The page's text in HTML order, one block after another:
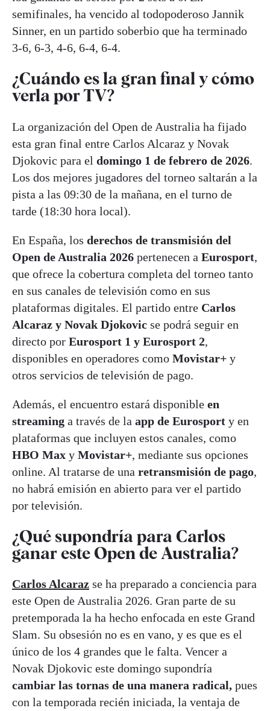
semifinales, ha vencido al todopoderoso Jannik
Sinner, en un partido soberbio que ha terminado
3-6, 6-3, 4-6, 6-4, 6-4.
¿Cuándo es la gran final y cómo
verla por TV?
La organización del Open de Australia ha fijado
esta gran final entre Carlos Alcaraz y Novak
Djokovic para el domingo 1 de febrero de 2026.
Los dos mejores jugadores del torneo saltarán a la
pista a las 09:30 de la mañana, en el turno de
tarde (18:30 hora local).
En España, los derechos de transmisión del
Open de Australia 2026 pertenecen a Eurosport,
que ofrece la cobertura completa del torneo tanto
en sus canales de televisión como en sus
plataformas digitales. El partido entre Carlos
Alcaraz y Novak Djokovic se podrá seguir en
directo por Eurosport 1 y Eurosport 2,
disponibles en operadores como Movistar+ y
otros servicios de televisión de pago.
Además, el encuentro estará disponible en
streaming a través de la app de Eurosport y en
plataformas que incluyen estos canales, como
HBO Max y Movistar+, mediante sus opciones
online. Al tratarse de una retransmisión de pago,
no habrá emisión en abierto para ver el partido
por televisión.
¿Qué supondría para Carlos
ganar este Open de Australia?
Carlos Alcaraz se ha preparado a conciencia para
este Open de Australia 2026. Gran parte de su
pretemporada la ha hecho enfocada en este Grand
Slam. Su obsesión no es en vano, y es que es el
único de los 4 grandes que le falta. Vencer a
Novak Djokovic este domingo supondría
cambiar las tornas de una manera radical, pues
con la temporada recién iniciada, la ventaja de